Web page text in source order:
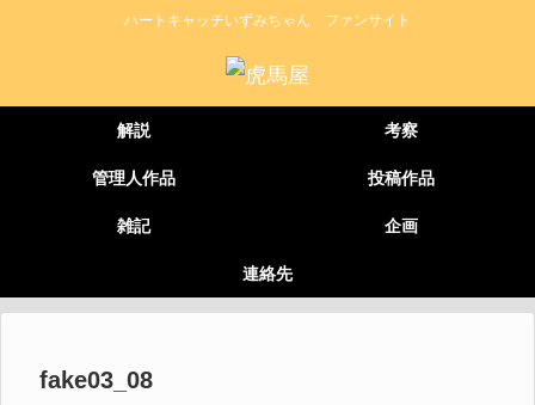
ハートキャッチいずみちゃん ファンサイト
解説 考察
管理人作品 投稿作品
雑記 企画
連絡先
fake03_08